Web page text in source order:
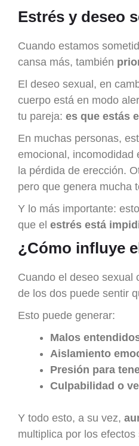
Estrés y deseo
Cuando estamos
cansa más, también
El deseo sexual, en
cuerpo está en modo
tu pareja: es que estás
En muchas personas,
emocional, incomodidad
la pérdida de erección.
pero que genera mucha
Y lo más importante: esto
que el estrés está
¿Cómo influye
Cuando el deseo sexual
de los dos puede sentir
Esto puede generar:
Malos
Aislamiento
Presión para
Culpabilidad o
Y todo esto, a su vez,
multiplica por los